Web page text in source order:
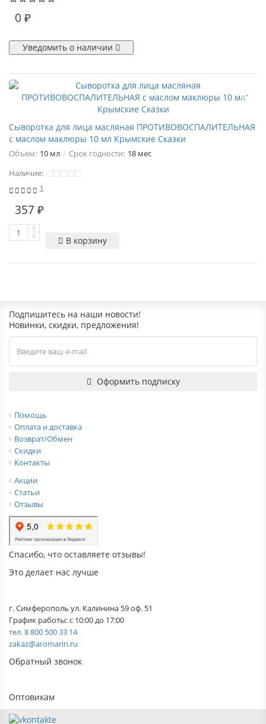
0 ₽
Уведомить о наличии
Сыворотка для лица масляная ПРОТИВОВОСПАЛИТЕЛЬНАЯ
с маслом маклюры 10 мл Крымские Сказки
Объем: 10 мл Срок годности: 18 мес
Наличие:
1
357 ₽
В корзину
Подпишитесь на наши новости!
Новинки, скидки, предложения!
Оформить подписку
Помощь
Оплата и доставка
Возврат/Обмен
Скидки
Контакты
Акции
Статьи
Отзывы
Спасибо, что оставляете отзывы!
Это делает нас лучше
г. Симферополь ул. Калинина 59 оф. 51
График работы: с 10:00 до 17:00
тел. 8 800 500 33 14
zakaz@aromarin.ru
Обратный звонок
Оптовикам